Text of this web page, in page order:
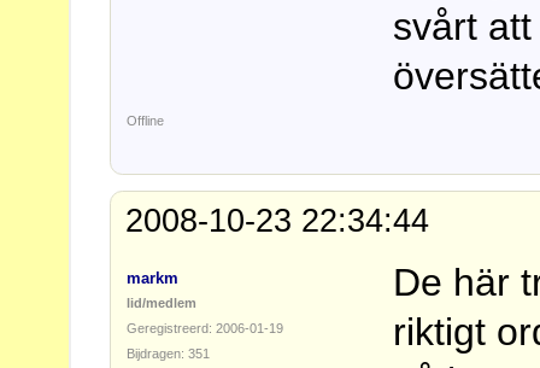
svårt
Offline
2008-10-23 22:34:44
markm
lid/medlem
Geregistreerd: 2006-01-19
Bijdragen: 351
De här
riktigt